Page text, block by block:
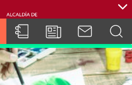
cuenca.gob.ec